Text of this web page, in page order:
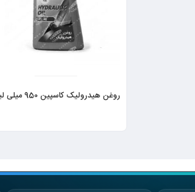
روغن هیدرولیک کاسپین 950 میلی لیتر